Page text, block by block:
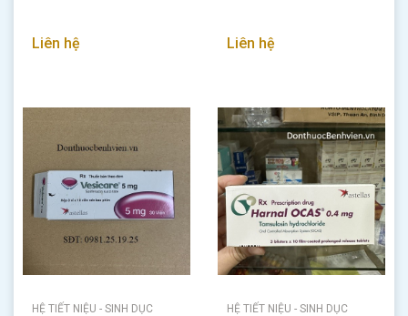
Liên hệ Liên hệ
HỆ TIẾT NIỆU - SINH DỤC HỆ TIẾT NIỆU - SINH DỤC